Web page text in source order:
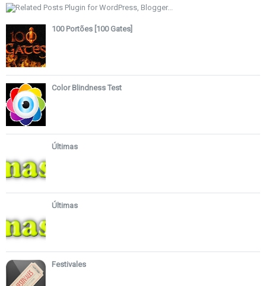
100 Portões [100 Gates]
Color Blindness Test
Últimas
Últimas
Festivales